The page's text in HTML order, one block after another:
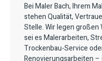
Bei Maler Bach, Ihrem
stehen Qualität,
Stelle. Wir legen
sei es Malerarbeiten,
Trockenbau-Service
Renovierungsarbeiten